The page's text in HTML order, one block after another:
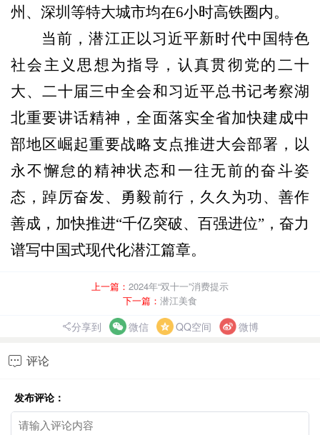
州、深圳等特大城市均在6小时高铁圈内。
当前，潜江正以习近平新时代中国特色
社会主义思想为指导，认真贯彻党的二十
大、二十届三中全会和习近平总书记考察湖
北重要讲话精神，全面落实全省加快建成中
部地区崛起重要战略支点推进大会部署，以
永不懈怠的精神状态和一往无前的奋斗姿
态，踔厉奋发、勇毅前行，久久为功、善作
善成，加快推进“千亿突破、百强进位”，奋力
谱写中国式现代化潜江篇章。
上一篇： 2024年“双十一”消费提示
下一篇： 潜江美食
分享到 微信 QQ空间 微博
 评论
发布评论：